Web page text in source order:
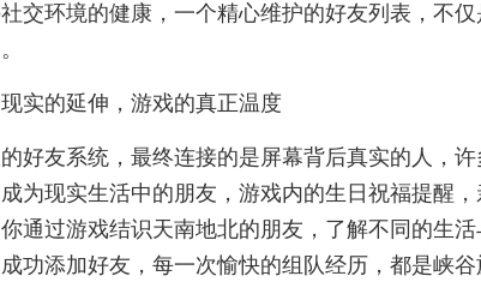
交环境的健康，一个精心维护的好友列表，不
实的延伸，游戏的真正温度
好友系统，最终连接的是屏幕背后真实的人，
为现实生活中的朋友，游戏内的生日祝福提醒
通过游戏结识天南地北的朋友，了解不同的生
功添加好友，每一次愉快的组队经历，都是峡